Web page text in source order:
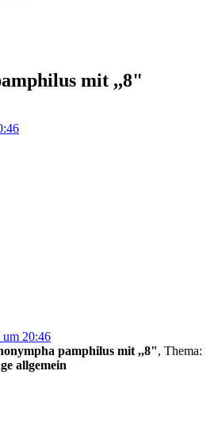
mit ,,8"
20:46
pamphilus mit ,,8", Thema:
allgemein